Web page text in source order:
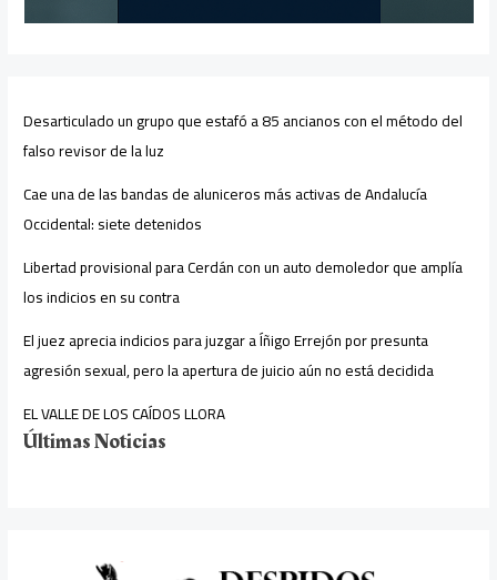
Desarticulado un grupo que estafó a 85 ancianos con el método del
falso revisor de la luz
Cae una de las bandas de aluniceros más activas de Andalucía
Occidental: siete detenidos
Libertad provisional para Cerdán con un auto demoledor que amplía
los indicios en su contra
El juez aprecia indicios para juzgar a Íñigo Errejón por presunta
agresión sexual, pero la apertura de juicio aún no está decidida
EL VALLE DE LOS CAÍDOS LLORA
Últimas Noticias